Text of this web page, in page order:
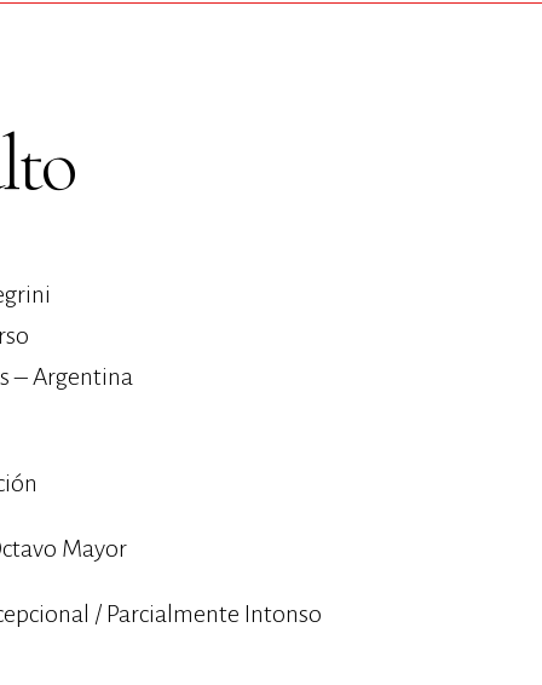
– Argentina
Mayor
/ Parcialmente Intonso